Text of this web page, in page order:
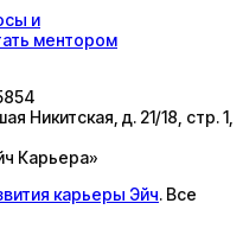
и
ментором
Никитская, д. 21/18, стр. 1,
Карьера»
карьеры Эйч. Все